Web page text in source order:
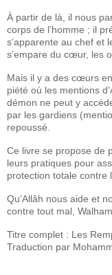
À partir de là, il nous
corps de l’homme ; il
s’apparente au chef et
s’empare du cœur, les
Mais il y a des cœurs
piété où les mentions
démon ne peut y
par les gardiens
repoussé.
Ce livre se propose de
leurs pratiques pour
protection totale contre
Qu’Allâh nous aide et
contre tout mal,
Titre complet : Les
Traduction par